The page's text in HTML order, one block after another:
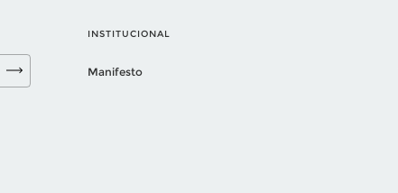
INSTITUCIONAL
Manifesto